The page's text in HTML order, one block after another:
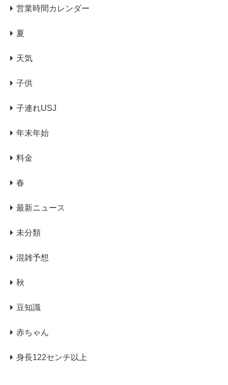
営業時間カレンダー
夏
天気
子供
子連れUSJ
年末年始
料金
春
最新ニュース
未分類
混雑予想
秋
豆知識
赤ちゃん
身長122センチ以上